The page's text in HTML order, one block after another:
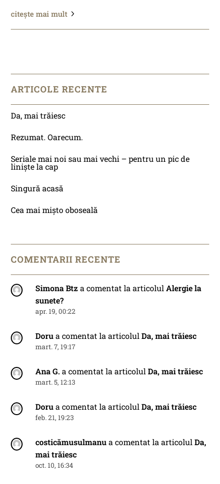
citește mai mult
ARTICOLE RECENTE
Da, mai trăiesc
Rezumat. Oarecum.
Seriale mai noi sau mai vechi – pentru un pic de
liniște la cap
Singură acasă
Cea mai mișto oboseală
COMENTARII RECENTE
Simona Btz a comentat la articolulAlergie la
sunete?
apr. 19, 00:22
Dorua comentat la articolulDa, mai trăiesc
mart. 7, 19:17
Ana G.a comentat la articolulDa, mai trăiesc
mart. 5, 12:13
Dorua comentat la articolulDa, mai trăiesc
feb. 21, 19:23
costicămusulmanua comentat la articolulDa,
mai trăiesc
oct. 10, 16:34